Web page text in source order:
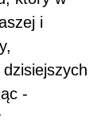
i
-